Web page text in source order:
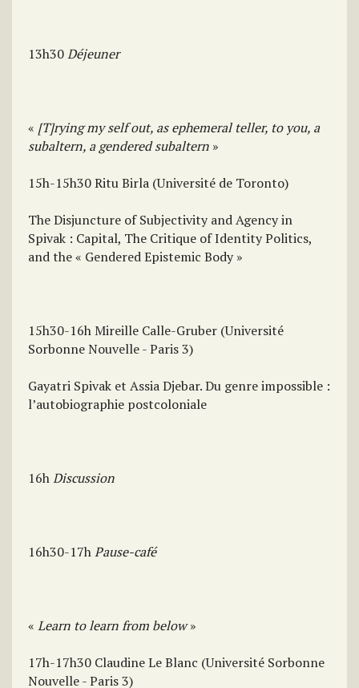
13h30Déjeuner
« [T]rying my self out, as ephemeral teller, to you, a
subaltern, a gendered subaltern »
15h-15h30 Ritu Birla (Université de Toronto)
The Disjuncture of Subjectivity and Agency in
Spivak : Capital, The Critique of Identity Politics,
and the « Gendered Epistemic Body »
15h30-16h Mireille Calle-Gruber (Université
Sorbonne Nouvelle - Paris 3)
Gayatri Spivak et Assia Djebar. Du genre impossible :
l’autobiographie postcoloniale
16hDiscussion
16h30-17hPause-café
« Learn to learn from below»
17h-17h30 Claudine Le Blanc (Université Sorbonne
Nouvelle - Paris 3)